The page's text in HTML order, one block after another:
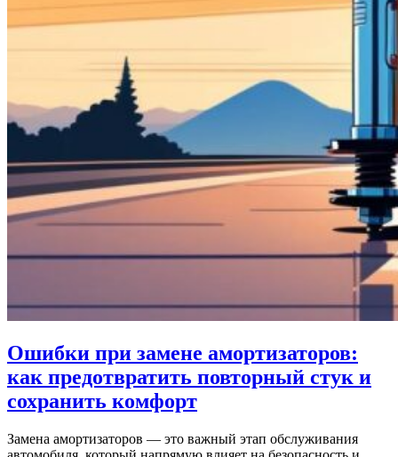
Ошибки при замене амортизаторов:
как предотвратить повторный стук и
сохранить комфорт
Замена амортизаторов — это важный этап обслуживания